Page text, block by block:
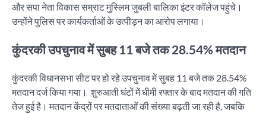
और सपा नेता विकास सम्राट मुस्लिम जुबली बालिका इंटर कॉलेज पहुंचे।
उन्होंने पुलिस पर कार्यकर्ताओं के उत्पीड़न का आरोप लगाया।
कुंदरकी उपचुनाव में सुबह 11 बजे तक 28.54% मतदान
कुंदरकी विधानसभा सीट पर हो रहे उपचुनाव में सुबह 11 बजे तक 28.54%
मतदान दर्ज किया गया। शुरुआती घंटों में धीमी रफ्तार के बाद मतदान की गति
तेज हुई है। मतदान केंद्रों पर मतदाताओं की संख्या बढ़ती जा रही है, जबकि